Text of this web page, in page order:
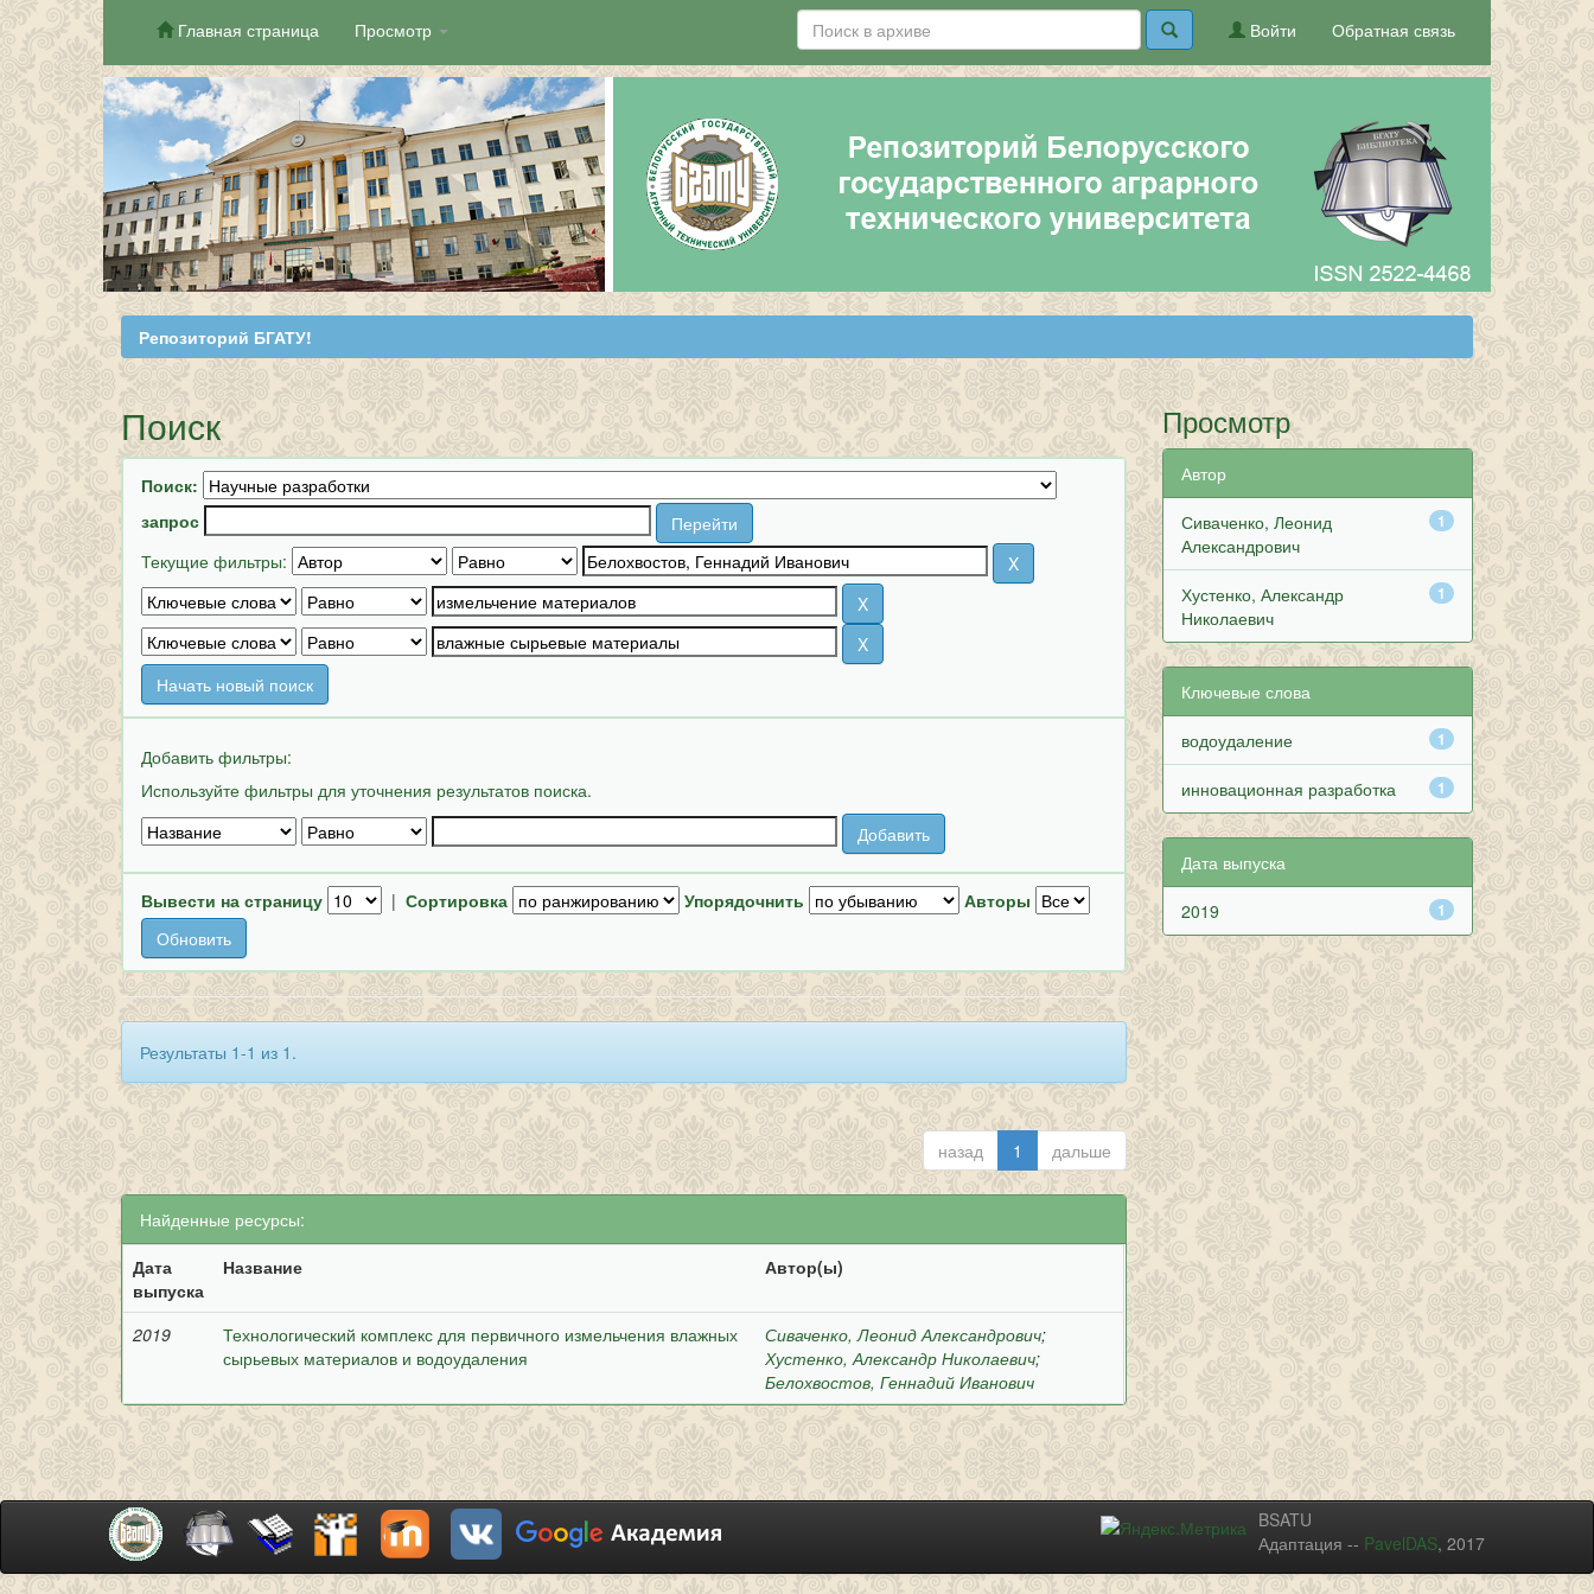
Skip
navigation
Главная страница Просмотр Обратная связь
Войти
Репозиторий БГАТУ!
Поиск
Поиск:
запрос
Текущие фильтры:
Начать новый поиск
Добавить фильтры:
Используйте фильтры для уточнения результатов поиска.
Вывести на страницу | Сортировка Упорядочнить Авторы
Результаты 1-1 из 1.
назад 1 дальше
Найденные ресурсы:
Дата
выпуска
Название Автор(ы)
2019
Технологический комплекс для первичного измельчения влажных
сырьевых материалов и водоудаления
Сиваченко, Леонид Александрович;
Хустенко, Александр Николаевич;
Белохвостов, Геннадий Иванович
Просмотр
Автор
1
Сиваченко, Леонид
Александрович
1
Хустенко, Александр
Николаевич
Ключевые слова
1
водоудаление
1
инновационная разработка
Дата выпуска
1
2019
BSATU
Адаптация -- PavelDAS, 2017